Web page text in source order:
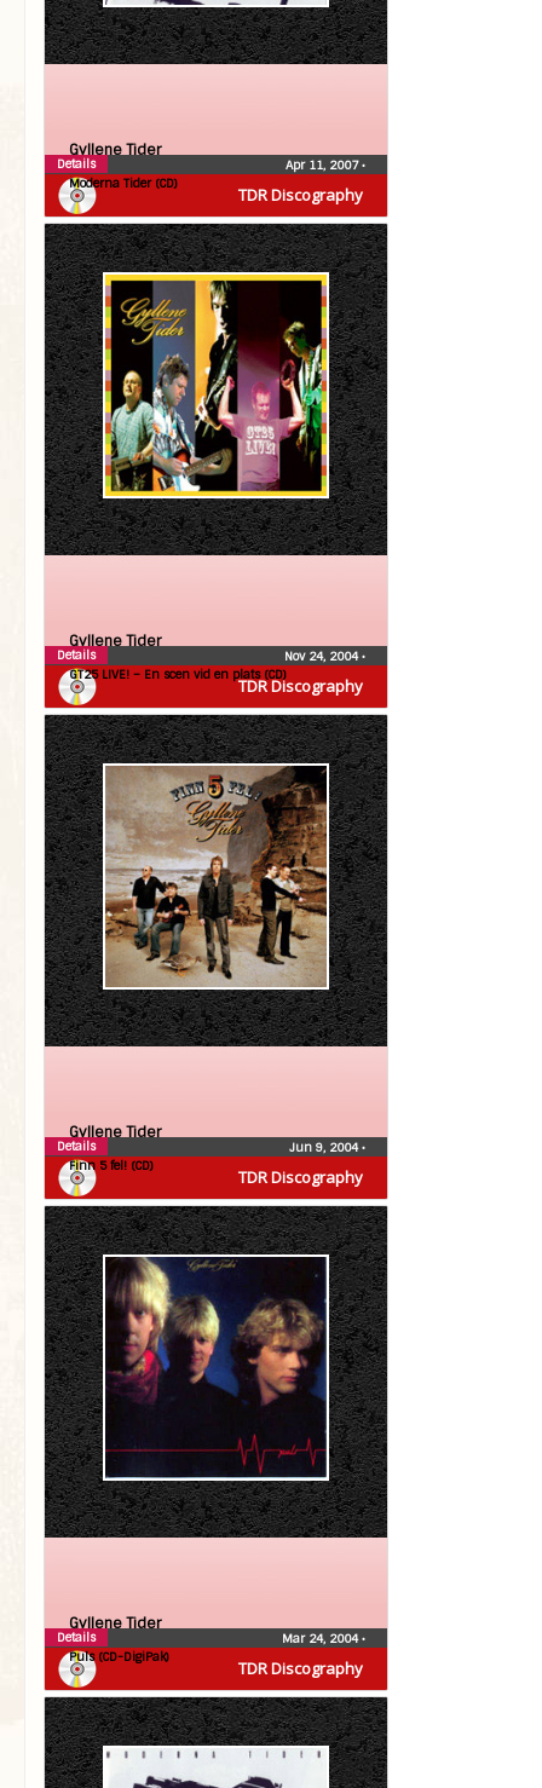
TDR Discography
Gyllene Tider
Moderna Tider (CD)
Apr 11, 2007•
Details
TDR Discography
Gyllene Tider
GT25 LIVE! – En scen vid en plats (CD)
Nov 24, 2004•
Details
TDR Discography
Gyllene Tider
Finn 5 fel! (CD)
Jun 9, 2004•
Details
TDR Discography
Gyllene Tider
Puls (CD-DigiPak)
Mar 24, 2004•
Details